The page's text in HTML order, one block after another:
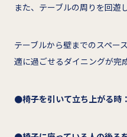
また、テーブルの周りを回遊
テーブルから壁までのスペー
適に過ごせるダイニングが完
●椅子を引いて立ち上がる時